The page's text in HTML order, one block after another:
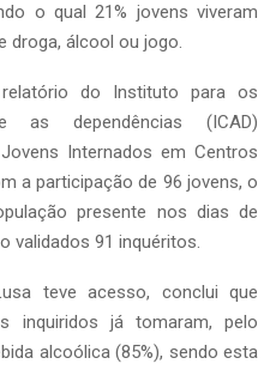
o qual 21% jovens viveram
droga, álcool ou jogo.
do Instituto para os
as dependências (ICAD)
Internados em Centros
a participação de 96 jovens, o
presente nos dias de
validados 91 inquéritos.
teve acesso, conclui que
inquiridos já tomaram, pelo
alcoólica (85%), sendo esta